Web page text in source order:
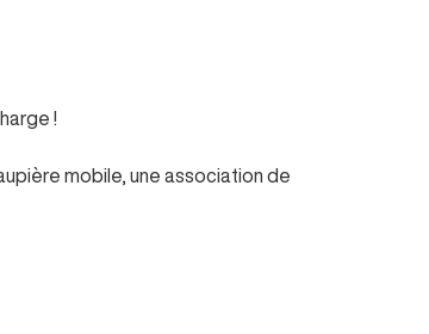
!
mobile, une association de